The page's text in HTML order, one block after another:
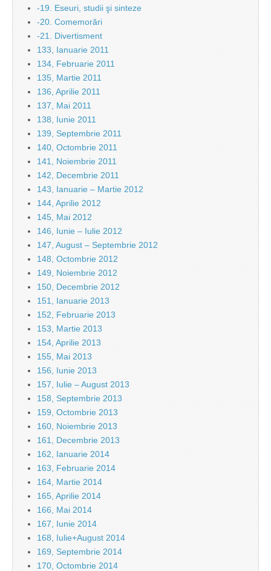
-19. Eseuri, studii şi sinteze
-20. Comemorări
-21. Divertisment
133, Ianuarie 2011
134, Februarie 2011
135, Martie 2011
136, Aprilie 2011
137, Mai 2011
138, Iunie 2011
139, Septembrie 2011
140, Octombrie 2011
141, Noiembrie 2011
142, Decembrie 2011
143, Ianuarie – Martie 2012
144, Aprilie 2012
145, Mai 2012
146, Iunie – Iulie 2012
147, August – Septembrie 2012
148, Octombrie 2012
149, Noiembrie 2012
150, Decembrie 2012
151, Ianuarie 2013
152, Februarie 2013
153, Martie 2013
154, Aprilie 2013
155, Mai 2013
156, Iunie 2013
157, Iulie – August 2013
158, Septembrie 2013
159, Octombrie 2013
160, Noiembrie 2013
161, Decembrie 2013
162, Ianuarie 2014
163, Februarie 2014
164, Martie 2014
165, Aprilie 2014
166, Mai 2014
167, Iunie 2014
168, Iulie+August 2014
169, Septembrie 2014
170, Octombrie 2014